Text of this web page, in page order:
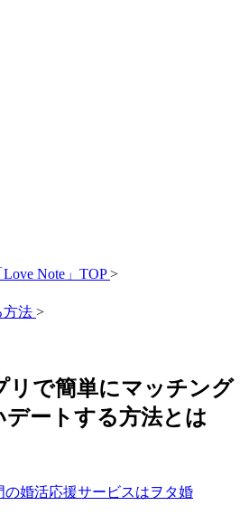
Note」TOP >
方法 >
リで簡単にマッチング
デートする方法とは
の婚活応援サービスはヲタ婚